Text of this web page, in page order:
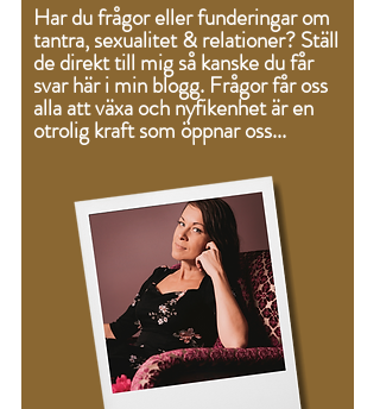
Har du frågor eller funderingar om
tantra, sexualitet & relationer? Ställ
de direkt till mig så kanske du får
svar här i min blogg. Frågorfår oss
alla att växa och nyfikenhet är en
otrolig kraft som öppnar oss...